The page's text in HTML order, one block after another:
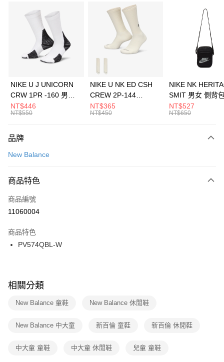
3 期 0 利率 每期 21家銀行
合作金庫商業銀行
第一商業銀行
華南商業銀行
彰化商業銀行
上海商業儲蓄銀行
元大商業銀行
台灣樂天信用卡公司
Apple Pay
全盈+PAY
AFTEE先享後付
【關於「AFTEE先享後付」】
便利好安心！
３．安心：先確認商品／服務後，再付款。
【「AFTEE先享後付」結帳流程】
１．於結帳方式選擇「AFTEE先享後付」後，將跳轉至「AFTEE先享後付」
２．訂單成立數日內，您將收到繳費通知簡訊。
３．收到繳費通知簡訊後14天內，點擊此簡訊中的連結，可透過四大超商／
ATM／網路銀行／等多元方式進行付款，方視為交易完成。
※ 交易是否成功請以「AFTEE先享後付 」之結帳頁面顯示為準，若有關於
是否繳費成功／繳費後需取消欲退款等相關疑問，請聯繫「AFTEE先享後付
客戶支援中心」 https://netprotections.freshdesk.com/support/home
１．透過由恩沛科技股份有限公司提供之「AFTEE先享後付」服務完成之交
權轉讓予恩沛科技股份有限公司。
運送方式
每筆NT$100，滿NT$1,500(含以上)免運費
宅配
每筆NT$100，滿NT$1,500(含以上)免運費
付款後門市自取
每筆NT$100，滿NT$1,500(含以上)免運費
NIKE U J UNICORN
CRW 1PR -160 男女
中統襪 FZ3393100
NT$446
NT$550
NIKE U NK ED CSH
CREW 2P-144
EMBRDY 男女 短統襪
FZ3073133
NT$365
NT$450
NIKE NK
SMIT 男女 側背
BA5871010
NT$527
NT$650
品牌
New Balance
商品特色
商品編號
11060004
商品特色
PV574QBL-W
相關分類
New Balance 童鞋 New Balance 休閒鞋
New Balance 中大童 新百倫 童鞋 新百倫 休閒鞋
中大童 童鞋 中大童 休閒鞋 兒童 童鞋